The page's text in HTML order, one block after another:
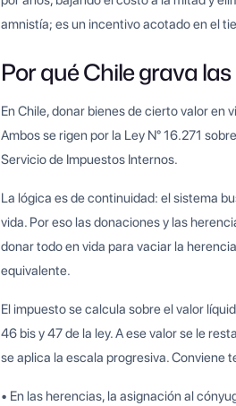
amnistía; es un incentivo acotado en el
Por qué Chile grava
En Chile, donar bienes de cierto valor en
Ambos se rigen por la Ley N° 16.271
Servicio de Impuestos Internos.
La lógica es de continuidad: el sistema
vida. Por eso las donaciones y las
donar todo en vida para vaciar la
equivalente.
El impuesto se calcula sobre el valor
46 bis y 47 de la ley. A ese valor se le
se aplica la escala progresiva. Conviene
• En las herencias, la asignación al